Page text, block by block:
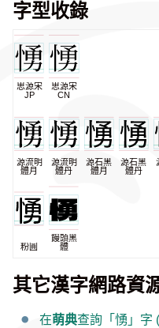
字型收錄
思源宋
JP
思源宋
CN
源流明
體月
源流明
體丹
源石黑
體月
源石黑
體丹
粉圓
饅頭黑
體
其它漢字網路資
在萌典查詢「愑」字